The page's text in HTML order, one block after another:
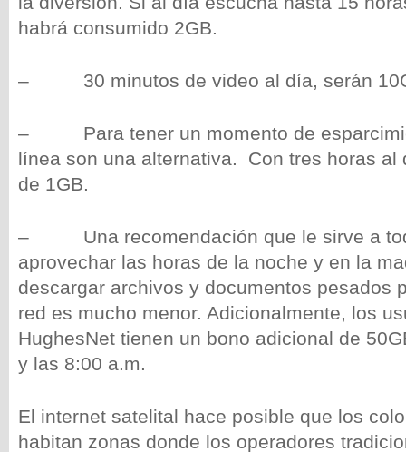
habrá consumido 2GB.
– 30 minutos de video al día, serán
– Para tener un momento de
línea son una alternativa. Con tres horas al
de 1GB.
– Una recomendación que le sirve a
aprovechar las horas de la noche y en la
descargar archivos y documentos pesados
red es mucho menor. Adicionalmente, los
HughesNet tienen un bono adicional de
y las 8:00 a.m.
El internet satelital hace posible que los
habitan zonas donde los operadores